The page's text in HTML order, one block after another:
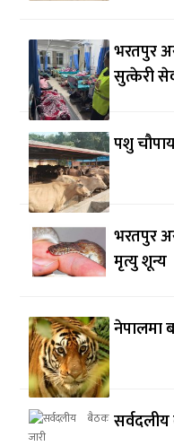
भरतपुर
सुत्केरी
पशु
भरतपुर
मृत्यु शून्य
नेपालमा